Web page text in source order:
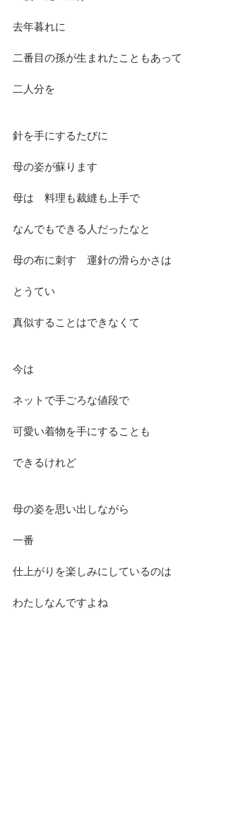
去年暮れに
二番目の孫が生まれたこともあって
二人分を
針を手にするたびに
母の姿が蘇ります
母は　料理も裁縫も上手で
なんでもできる人だったなと
母の布に刺す　運針の滑らかさは
とうてい
真似することはできなくて
今は
ネットで手ごろな値段で
可愛い着物を手にすることも
できるけれど
母の姿を思い出しながら
一番
仕上がりを楽しみにしているのは
わたしなんですよね